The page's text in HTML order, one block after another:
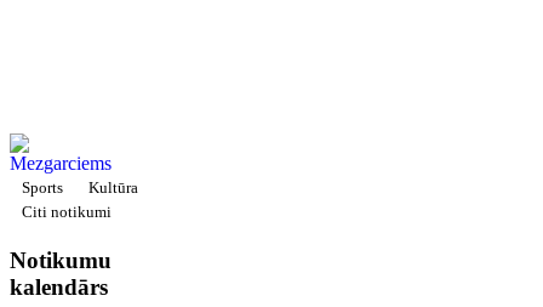
Sports
Kultūra
Citi notikumi
Notikumu
kalendārs